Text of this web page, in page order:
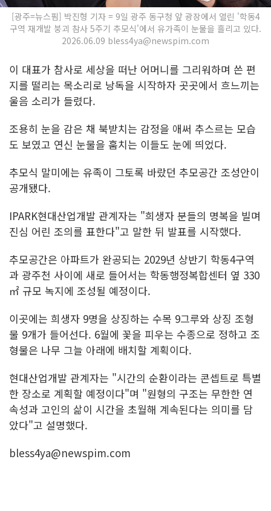
[광주=뉴스핌] 박진형 기자 = 9일 광주 동구청 앞 광장에서 열린 '학동4
구역 재개발 붕괴 참사 5주기 추모식'에서 유가족이 눈물을 흘리고 있다.
2026.06.09 bless4ya@newspim.com
이 대표가 참사로 세상을 떠난 어머니를 그리워하며 쓴 편
지를 떨리는 목소리로 낭독을 시작하자 곳곳에서 흐느끼는
울음 소리가 들렸다.
조용히 눈을 감은 채 북받치는 감정을 애써 추스르는 모습
도 보였고 연신 눈물을 훔치는 이들도 눈에 띄었다.
추모식 말미에는 유족이 그토록 바랐던 추모공간 조성안이
공개됐다.
IPARK현대산업개발 관계자는 "희생자 분들의 명복을 빌며
진심 어린 조의를 표한다"고 말한 뒤 발표를 시작했다.
추모공간은 아파트가 완공되는 2029년 상반기 학동4구역
과 광주천 사이에 새로 들어서는 학동행정복합센터 옆 330
㎡ 규모 녹지에 조성될 예정이다.
이곳에는 희생자 9명을 상징하는 수목 9그루와 상징 조형
물 9개가 들어선다. 6월에 꽃을 피우는 수종으로 정하고 조
형물은 나무 그늘 아래에 배치할 계획이다.
현대산업개발 관계자는 "시간의 순환이라는 콘셉트로 특별
한 장소로 계획할 예정이다"며 "원형의 구조는 무한한 연
속성과 고인의 삶이 시간을 초월해 계속된다는 의미를 담
았다"고 설명했다.
bless4ya@newspim.com